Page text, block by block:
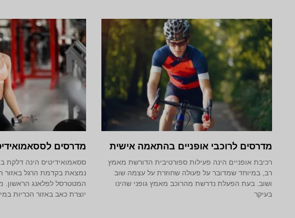
מדרסים לרוכבי אופניים בהתאמה אישית
רכיבת אופניים הינה פעילות ספורטיבית הדורשת מאמץ
רב, במיוחד שמדובר על פעולה שחוזרת על עצמה שוב
ושוב. בעת הפעלת נדרשת מהרוכב מאמץ גופני שהינו
בעיקר
מדרסים
ססאמואידיטיס הינה
נמצאת בקדמת הרגל באזור
המטטרסל לפלאנג הראשון.
יוצרת כאב באזור הכריות